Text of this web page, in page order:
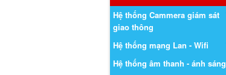
Hệ thống Cammera giám sát
giao thông
Hệ thống mạng Lan - Wifi
Hệ thống âm thanh - ánh sáng